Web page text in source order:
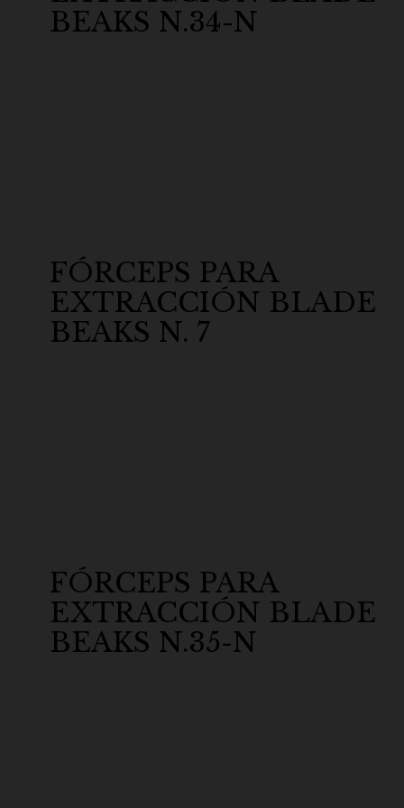
BEAKS N.34-N
FÓRCEPS PARA
EXTRACCIÓN BLADE
BEAKS N. 7
FÓRCEPS PARA
EXTRACCIÓN BLADE
BEAKS N.35-N